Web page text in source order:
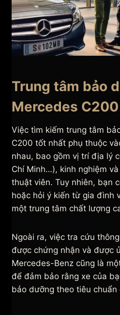
Trung tâm bảo
Mercedes
Việc tìm kiếm trung tâm
C200 tốt nhất phụ thuộc
nhau, bao gồm vị trí địa lý
Chí Minh…), kinh nghiệm
thuật viên. Tuy nhiên, bạn
hoặc hỏi ý kiến từ gia đình
một trung tâm chất lượng
Ngoài ra, việc tra cứu
được chứng nhận và được
Mercedes-Benz cũng là
để đảm bảo rằng xe của
bảo dưỡng theo tiêu chuẩn